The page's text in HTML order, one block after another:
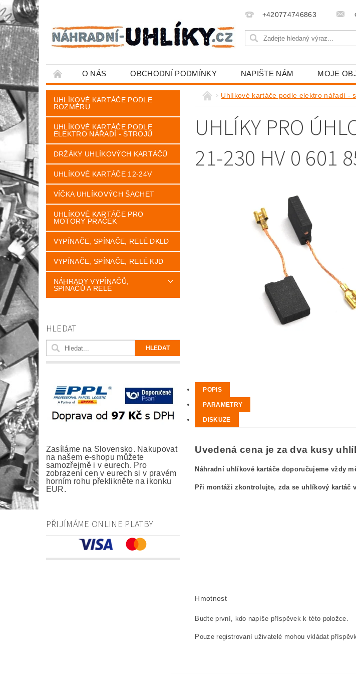
+420774746863
O NÁS OBCHODNÍ PODMÍNKY NAPIŠTE NÁM MOJE
UHLÍKOVÉ KARTÁČE PODLE
ROZMĚRU
UHLÍKOVÉ KARTÁČE PODLE
ELEKTRO NÁŘADÍ - STROJŮ
DRŽÁKY UHLÍKOVÝCH KARTÁČŮ
UHLÍKOVÉ KARTÁČE 12-24V
VÍČKA UHLÍKOVÝCH ŠACHET
UHLÍKOVÉ KARTÁČE PRO
MOTORY PRAČEK
VYPÍNAČE, SPÍNAČE, RELÉ DKLD
VYPÍNAČE, SPÍNAČE, RELÉ KJD
NÁHRADY VYPÍNAČŮ,
SPÍNAČŮ A RELÉ
HLEDAT
Zasíláme na Slovensko. Nakupovat
na našem e-shopu můžete
samozřejmě i v eurech. Pro
zobrazení cen v eurech si v pravém
horním rohu překlikněte na ikonku
EUR.
PŘIJÍMÁME ONLINE PLATBY
Uhlíkové kartáče podle elektro nářadí -
UHLÍKY PRO
21-230 HV 0 601
POPIS
PARAMETRY
DISKUZE
Uvedená cena je za dva kusy
Náhradní uhlíkové kartáče doporučujeme vždy
Při montáži zkontrolujte, zda se uhlíkový kartáč
Hmotnost
Buďte první, kdo napíše příspěvek k této položce.
Pouze registrovaní uživatelé mohou vkládat